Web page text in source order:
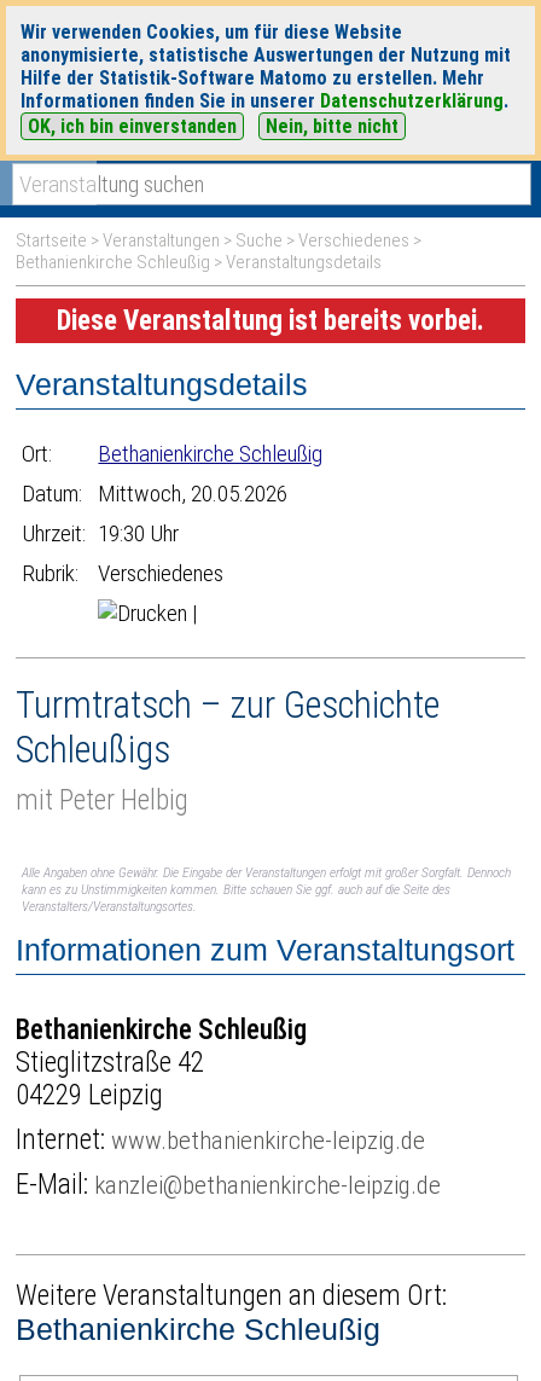
Wir verwenden Cookies, um für diese Website
anonymisierte, statistische Auswertungen der Nutzung mit
Hilfe der Statistik-Software Matomo zu erstellen. Mehr
Informationen finden Sie in unserer Datenschutzerklärung.
OK, ich bin einverstanden
Nein, bitte nicht
heute|morgen|
Startseite >Veranstaltungen > Suche >Verschiedenes >
Bethanienkirche Schleußig > Veranstaltungsdetails
Diese Veranstaltung ist bereits vorbei.
Veranstaltungsdetails
Ort:
Bethanienkirche Schleußig
Datum:
Mittwoch, 20.05.2026
Uhrzeit: 19:30 Uhr
Rubrik:
Verschiedenes
|
Turmtratsch – zur Geschichte
Schleußigs
mit Peter Helbig
Alle Angaben ohne Gewähr. Die Eingabe der Veranstaltungen erfolgt mit großer Sorgfalt. Dennoch
kann es zu Unstimmigkeiten kommen. Bitte schauen Sie ggf. auch auf die Seite des
Veranstalters/Veranstaltungsortes.
Informationen zum Veranstaltungsort
Bethanienkirche Schleußig
Stieglitzstraße 42
04229 Leipzig
Internet:www.bethanienkirche-leipzig.de
E-Mail: kanzlei@bethanienkirche-leipzig.de
Weitere Veranstaltungen an diesem Ort:
Bethanienkirche Schleußig